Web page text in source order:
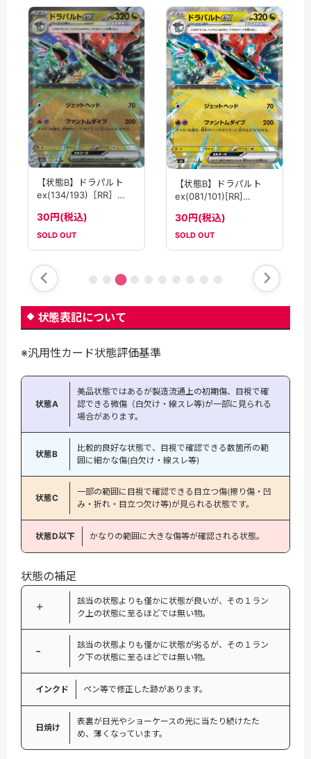
【状態B】ドラパルト
ex(134/193)［RR］
30円(税込)
SOLD OUT
【状態B】ドラパルト
ex(081/101)[RR]
30円(税込)
SOLD OUT
状態表記について
※汎用性カード状態評価基準
状態A
美品状態ではあるが製造流通上の初期傷、目視で確
認できる微傷（白欠け・線スレ等)が一部に見られる
場合があります。
状態B
比較的良好な状態で、目視で確認できる数箇所の範
囲に細かな傷(白欠け・線スレ等)
状態C
一部の範囲に目視で確認できる目立つ傷(擦り傷・凹
み・折れ・目立つ欠け等)が見られる状態です。
状態D以下 かなりの範囲に大きな傷等が確認される状態。
状態の補足
＋
該当の状態よりも僅かに状態が良いが、その１ラン
ク上の状態に至るほどでは無い物。
−
該当の状態よりも僅かに状態が劣るが、その１ラン
ク下の状態に至るほどでは無い物。
インクド ペン等で修正した跡があります。
日焼け
表裏が日光やショーケースの光に当たり続けたた
め、薄くなっています。